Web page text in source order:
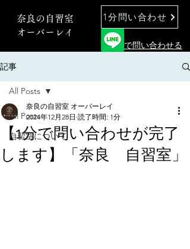
奈良の自習室
オーバーレイ
1分問い合わせ
で問い合わせる
記事
All Posts
自習室について
All Posts
【1分で問い合わせが完了
します】「奈良 自習室」
奈良の自習室 オーバーレイ
2024年12月28日 読了時間: 1分